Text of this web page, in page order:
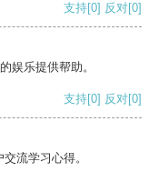
支持[0] 反对[0]
娱乐提供帮助。
支持[0] 反对[0]
流学习心得。